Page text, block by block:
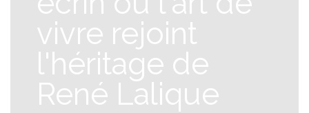
vivre rejoint
l'héritage de
René Lalique